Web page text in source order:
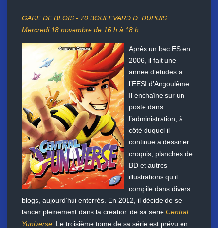
GARE DE BLOIS - 70 BOULEVARD D. DUPUIS
Mercredi 18 novembre de 16 h à 18 h
Après un bac ES en
2006, il fait une
année d’études à
l’EESI d’Angoulême.
Il enchaîne sur un
poste dans
l’administration, à
côté duquel il
continue à dessiner
croquis, planches de
BD et autres
illustrations qu’il
compile dans divers
blogs, aujourd’hui enterrés. En 2012, il décide de se
lancer pleinement dans la création de sa série Central
Yuniverse . Le troisième tome de sa série est prévu en